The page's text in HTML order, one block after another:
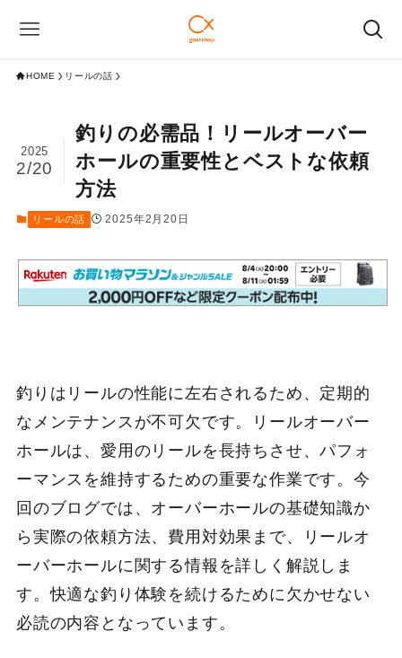
HOME リールの話
釣りの必需品！リールオーバー
ホールの重要性とベストな依頼
方法
2025
2/20
リールの話 2025年2月20日
釣りはリールの性能に左右されるため、定期的
なメンテナンスが不可欠です。リールオーバー
ホールは、愛用のリールを長持ちさせ、パフォ
ーマンスを維持するための重要な作業です。今
回のブログでは、オーバーホールの基礎知識か
ら実際の依頼方法、費用対効果まで、リールオ
ーバーホールに関する情報を詳しく解説しま
す。快適な釣り体験を続けるために欠かせない
必読の内容となっています。